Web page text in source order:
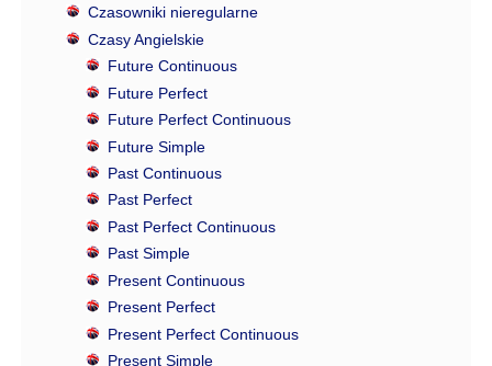
Czasowniki nieregularne
Czasy Angielskie
Future Continuous
Future Perfect
Future Perfect Continuous
Future Simple
Past Continuous
Past Perfect
Past Perfect Continuous
Past Simple
Present Continuous
Present Perfect
Present Perfect Continuous
Present Simple